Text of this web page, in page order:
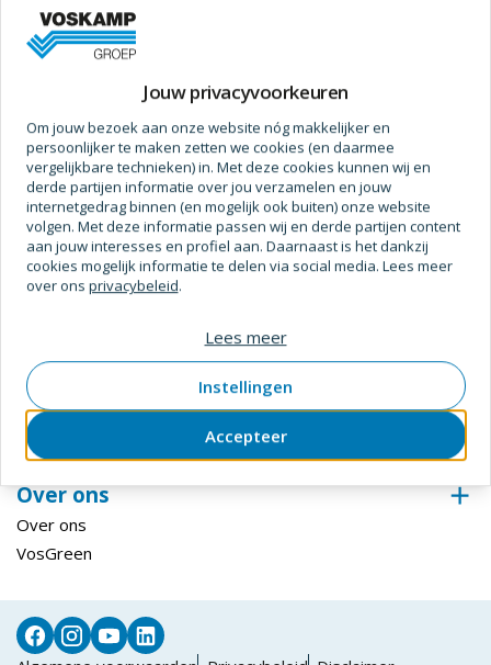
Voskamp Industrietechniek
Voskamp Beveiligingstechniek
Voskamp Aluminium
Voskamp Toegangstechniek
Voskamp Industriedeuren
Digitale Oplossingen
Inloggen ECmanage
Hardglazen Klep-, val- en draairamen
Steiger configurator
Klantenservice
Bestellen & betalen
Retourneren
Levering & afhalen
Over ons
Over ons
VosGreen
Jouw privacyvoorkeuren
Om jouw bezoek aan onze website nóg makkelijker en
persoonlijker te maken zetten we cookies (en daarmee
vergelijkbare technieken) in. Met deze cookies kunnen wij en
derde partijen informatie over jou verzamelen en jouw
internetgedrag binnen (en mogelijk ook buiten) onze website
volgen. Met deze informatie passen wij en derde partijen content
aan jouw interesses en profiel aan. Daarnaast is het dankzij
cookies mogelijk informatie te delen via social media. Lees meer
over ons privacybeleid.
Accepteer
Instellingen
Lees meer